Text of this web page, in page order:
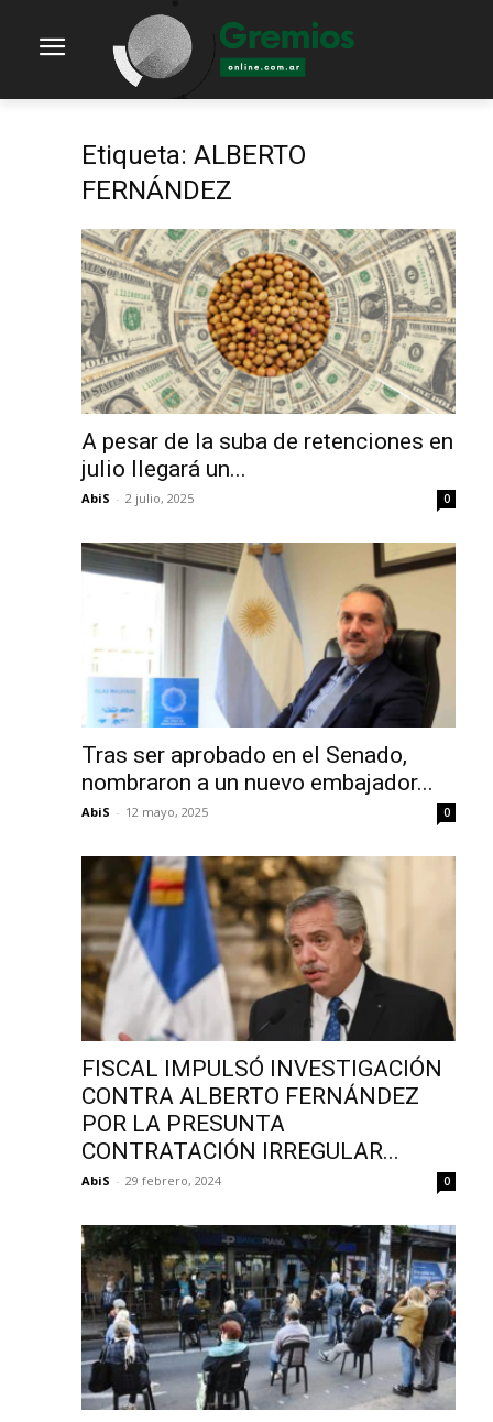
Etiqueta: ALBERTO
FERNÁNDEZ
A pesar de la suba de retenciones en
julio llegará un...
AbiS - 2 julio, 2025 0
Tras ser aprobado en el Senado,
nombraron a un nuevo embajador...
AbiS - 12 mayo, 2025 0
FISCAL IMPULSÓ INVESTIGACIÓN
CONTRA ALBERTO FERNÁNDEZ
POR LA PRESUNTA
CONTRATACIÓN IRREGULAR...
AbiS - 29 febrero, 2024 0